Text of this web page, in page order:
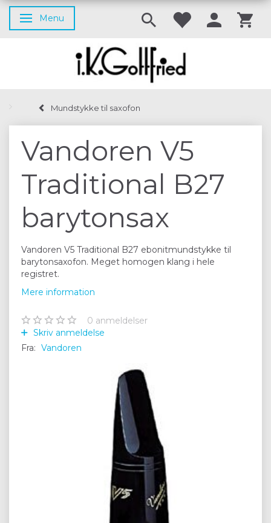
Skifte navigation
Menu
Mundstykke til saxofon
Vandoren V5
Traditional B27
barytonsax
Vandoren V5 Traditional B27 ebonitmundstykke til
barytonsaxofon. Meget homogen klang i hele
registret.
Mere information
0 anmeldelser
Skriv anmeldelse
Fra: Vandoren